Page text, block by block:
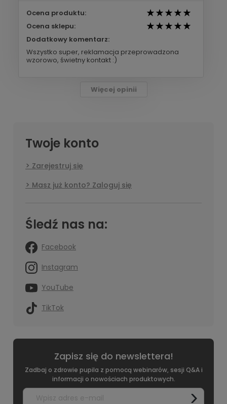
Ocena produktu:
Ocena sklepu:
Dodatkowy komentarz:
Wszystko super, reklamacja przeprowadzona
wzorowo, świetny kontakt :)
Więcej opinii
Twoje konto
Zarejestruj się
Masz już konto? Zaloguj się
Śledź nas na:
Facebook
Instagram
YouTube
TikTok
Zapisz się do newslettera!
Zadbaj o zdrowie pupila z pomocą webinarów, sesji Q&A i
informacji o nowościach produktowych.